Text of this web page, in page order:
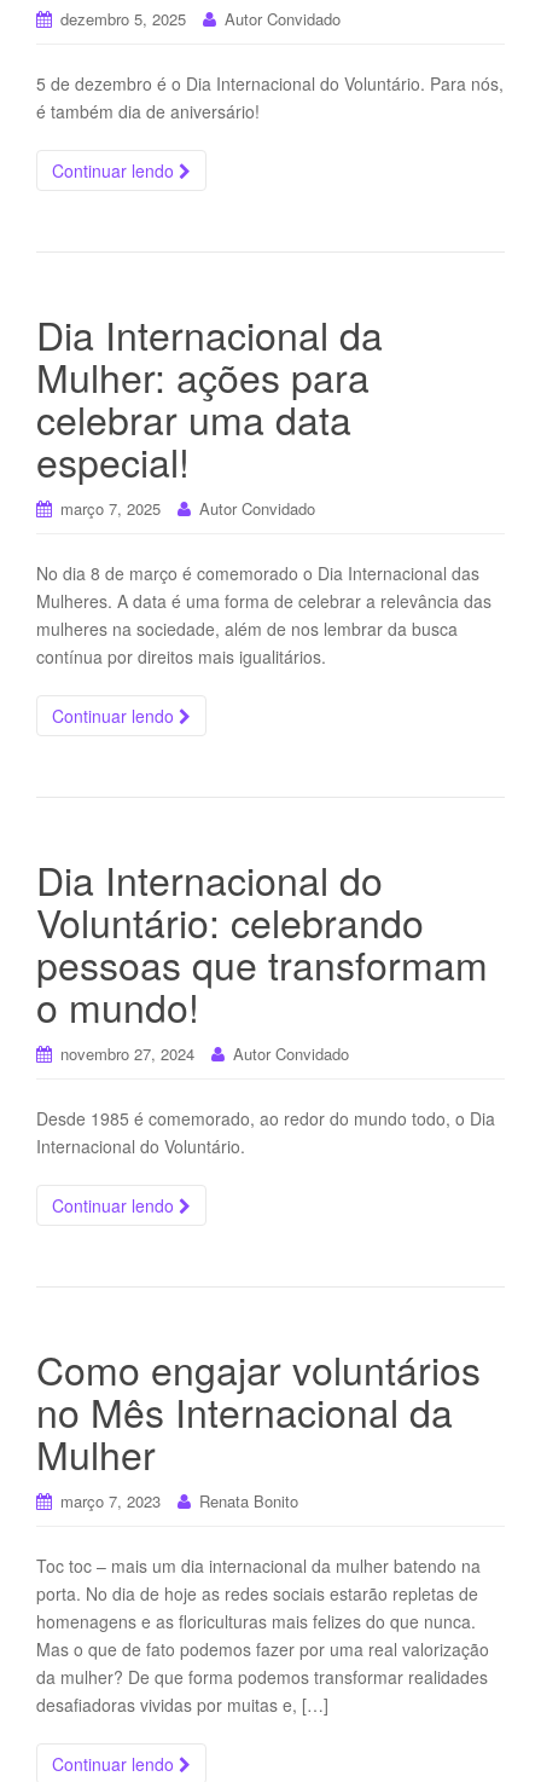
dezembro 5, 2025 Autor Convidado
5 de dezembro é o Dia Internacional do Voluntário. Para nós,
é também dia de aniversário!
Continuar lendo
Dia Internacional da
Mulher: ações para
celebrar uma data
especial!
março 7, 2025 Autor Convidado
No dia 8 de março é comemorado o Dia Internacional das
Mulheres. A data é uma forma de celebrar a relevância das
mulheres na sociedade, além de nos lembrar da busca
contínua por direitos mais igualitários.
Continuar lendo
Dia Internacional do
Voluntário: celebrando
pessoas que transformam
o mundo!
novembro 27, 2024 Autor Convidado
Desde 1985 é comemorado, ao redor do mundo todo, o Dia
Internacional do Voluntário.
Continuar lendo
Como engajar voluntários
no Mês Internacional da
Mulher
março 7, 2023 Renata Bonito
Toc toc – mais um dia internacional da mulher batendo na
porta. No dia de hoje as redes sociais estarão repletas de
homenagens e as floriculturas mais felizes do que nunca.
Mas o que de fato podemos fazer por uma real valorização
da mulher? De que forma podemos transformar realidades
desafiadoras vividas por muitas e, […]
Continuar lendo